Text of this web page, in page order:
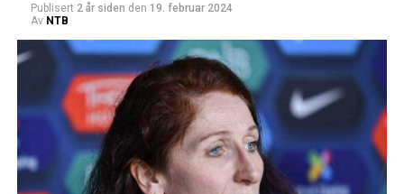
Publisert 2 år siden den 19. februar 2024
Av NTB